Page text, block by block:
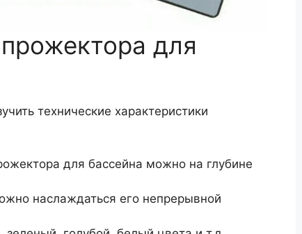
для
технические характеристики
для бассейна можно на глубине
наслаждаться его непрерывной